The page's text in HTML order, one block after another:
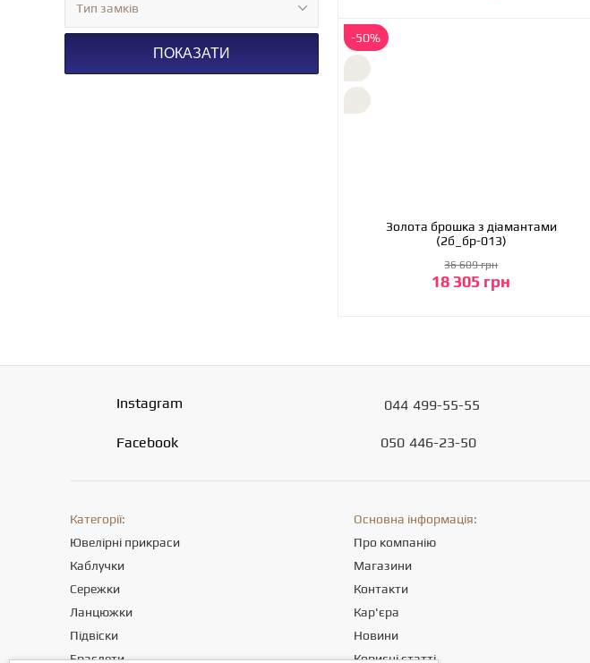
Тип замків
ПОКАЗАТИ
-50%
Золота брошка з діамантами
(2б_бр-013)
18 305 грн
36 609 грн
До кошика
Instagram
Facebook
044 499-55-55
050 446-23-50
Категорії:
Ювелірні прикраси
Каблучки
Сережки
Ланцюжки
Підвіски
Браслети
Основна інформація:
Про компанію
Магазини
Контакти
Кар'єра
Новини
Корисні статті